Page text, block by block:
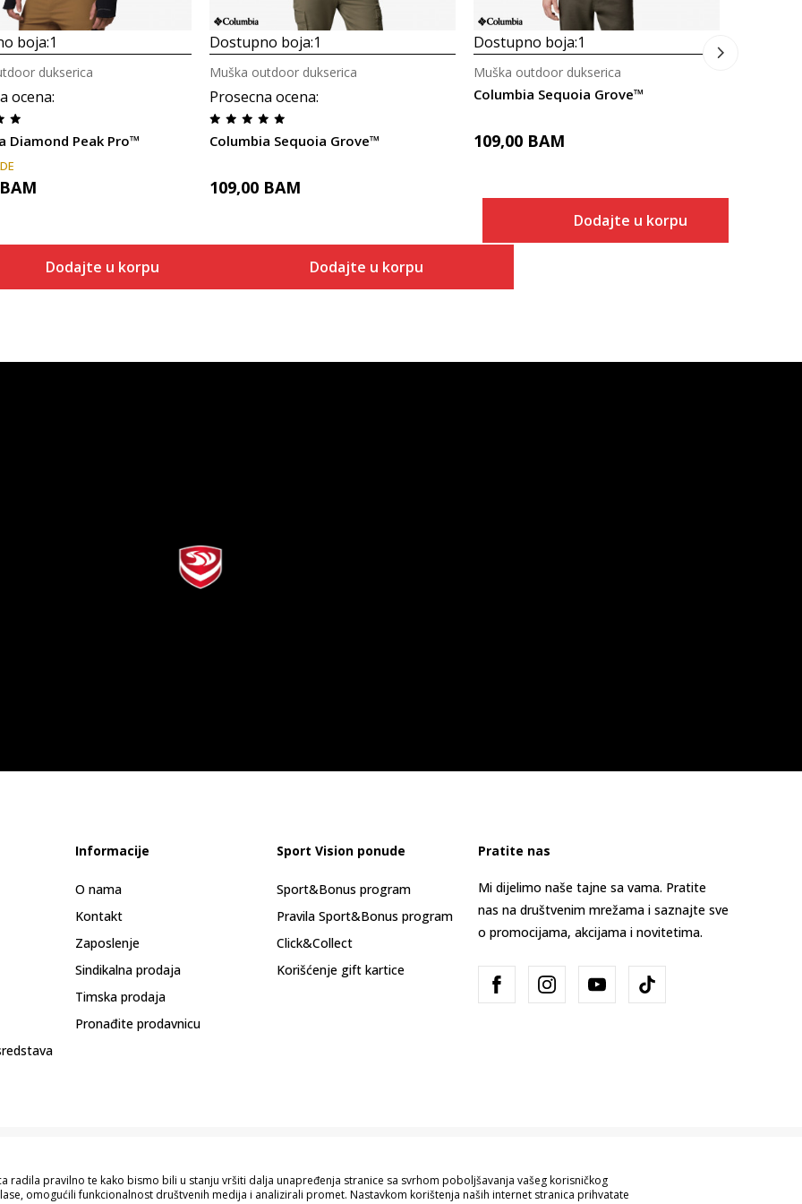
boja:1
ocena:
Diamond Peak Pro™
dukserica
BAM
Dodajte u korpu
Dostupno boja:1
Prosecna ocena:
Columbia Sequoia Grove™
Muška outdoor dukserica
109,00 BAM
Dodajte u korpu
Dostupno boja:1
Columbia Sequoia Grove™
Muška outdoor dukserica
109,00 BAM
Dodajte u korpu
Informacije
O nama
Kontakt
Zaposlenje
Sindikalna prodaja
Timska prodaja
Pronađite prodavnicu
Sport Vision ponude
Sport&Bonus program
Pravila Sport&Bonus program
Click&Collect
Korišćenje gift kartice
Pratite nas
Mi dijelimo naše tajne sa vama. Pratite
nas na društvenim mrežama i saznajte sve
o promocijama, akcijama i novitetima.
radila pravilno te kako bismo bili u stanju vršiti dalja unapređenja stranice sa svrhom poboljšavanja vašeg korisničkog
omogućili funkcionalnost društvenih medija i analizirali promet. Nastavkom korištenja naših internet stranica prihvatate